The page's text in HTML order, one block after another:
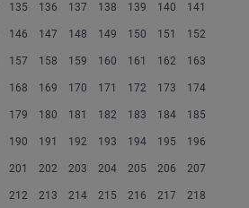
135 136 137 138 139 140 141
146 147 148 149 150 151 152
157 158 159 160 161 162 163
168 169 170 171 172 173 174
179 180 181 182 183 184 185
190 191 192 193 194 195 196
201 202 203 204 205 206 207
212 213 214 215 216 217 218